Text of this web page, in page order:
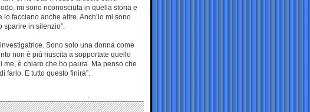
mi sono riconosciuta in quella storia e
facciano anche altre. Anch’io mi sono
sparire in silenzio”.
Sono solo una donna come
non è più riuscita a sopportate quello
è chiaro che ho paura. Ma penso che
farlo. E tutto questo finirà”.